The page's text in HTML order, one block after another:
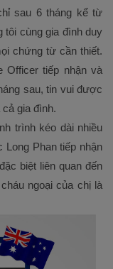
sau 6 tháng kể từ
tôi cùng gia đình duy
chứng từ cần thiết.
Officer tiếp nhận và
sau, tin vui được
gia đình.
trình kéo dài nhiều
Long Phan tiếp nhận
biệt liên quan đến
ngoại của chị là